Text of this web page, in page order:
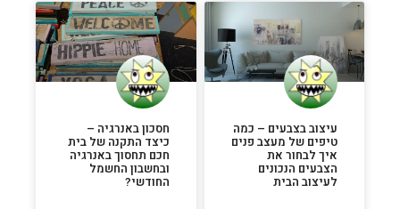
עיצוב בצבעים – כמה
טיפים של מעצב פנים
איך לבחור את
הצבעים הנכונים
לעיצוב הבית
חסכון באנרגיה –
כיצד התקנה של בית
חכם תחסוך באנרגיה
ובחשבון החשמל
החודשי?